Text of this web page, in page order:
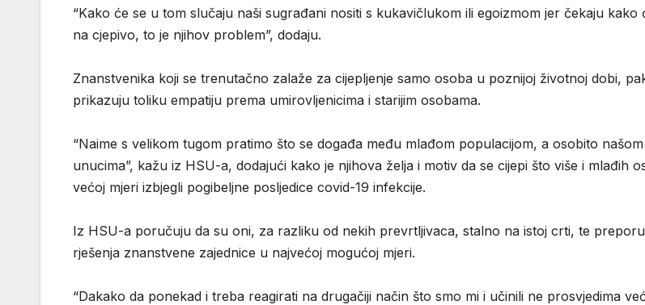
“Kako će se u tom slučaju naši sugrađani nositi s kukavičlukom ili egoizmom jer čekaju kako
na cjepivo, to je njihov problem”, dodaju.
Znanstvenika koji se trenutačno zalaže za cijepljenje samo osoba u poznijoj životnoj dobi,
prikazuju toliku empatiju prema umirovljenicima i starijim osobama.
“Naime s velikom tugom pratimo što se događa među mlađom populacijom, a osobito
unucima”, kažu iz HSU-a, dodajući kako je njihova želja i motiv da se cijepi što više i mlađih
većoj mjeri izbjegli pogibeljne posljedice covid-19 infekcije.
Iz HSU-a poručuju da su oni, za razliku od nekih prevrtljivaca, stalno na istoj crti, te
rješenja znanstvene zajednice u najvećoj mogućoj mjeri.
“Dakako da ponekad i treba reagirati na drugačiji način što smo mi i učinili ne prosvjedima